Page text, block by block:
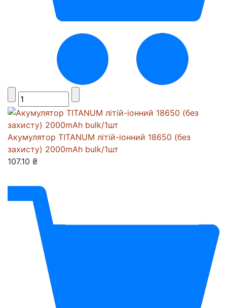
Акумулятор TITANUM літій-іонний 18650 (без
захисту) 2000mAh bulk/1шт
107.10 ₴